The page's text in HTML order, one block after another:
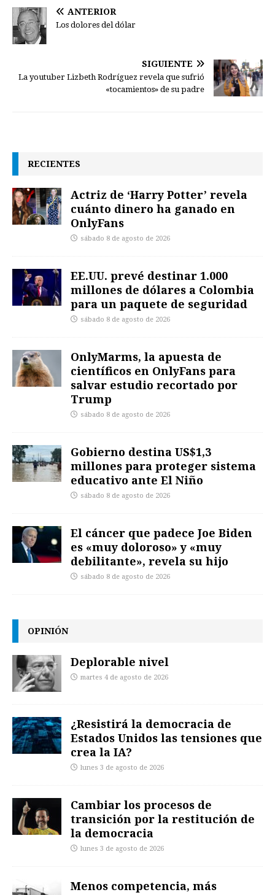
ANTERIOR
Los dolores del dólar
SIGUIENTE
La youtuber Lizbeth Rodríguez revela que sufrió
«tocamientos» de su padre
RECIENTES
Actriz de ‘Harry Potter’ revela
cuánto dinero ha ganado en
OnlyFans
sábado 8 de agosto de 2026
EE.UU. prevé destinar 1.000
millones de dólares a Colombia
para un paquete de seguridad
sábado 8 de agosto de 2026
OnlyMarms, la apuesta de
científicos en OnlyFans para
salvar estudio recortado por
Trump
sábado 8 de agosto de 2026
Gobierno destina US$1,3
millones para proteger sistema
educativo ante El Niño
sábado 8 de agosto de 2026
El cáncer que padece Joe Biden
es «muy doloroso» y «muy
debilitante», revela su hijo
sábado 8 de agosto de 2026
OPINIÓN
Deplorable nivel
martes 4 de agosto de 2026
¿Resistirá la democracia de
Estados Unidos las tensiones que
crea la IA?
lunes 3 de agosto de 2026
Cambiar los procesos de
transición por la restitución de
la democracia
lunes 3 de agosto de 2026
Menos competencia, más